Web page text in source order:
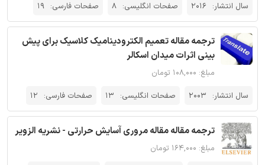
سال انتشار: 2016 صفحات انگلیسی: 8 صفحات فارسی: 19
ترجمه مقاله تعمیم الکترودینامیک کلاسیک برای پیش
بینی اثرات میدان اسکالر
مبلغ: ۱۰۸,۰۰۰ تومان
سال انتشار: 2003 صفحات انگلیسی: 13 صفحات فارسی: 12
ترجمه مقاله مقاله مروری آسایش حرارتی - نشریه الزویر
مبلغ: ۱۶۴,۰۰۰ تومان